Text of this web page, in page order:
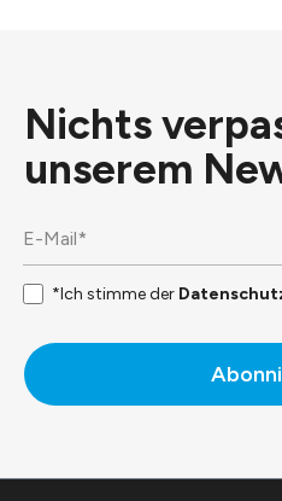
Nichts
unserem
*Ich stimme der